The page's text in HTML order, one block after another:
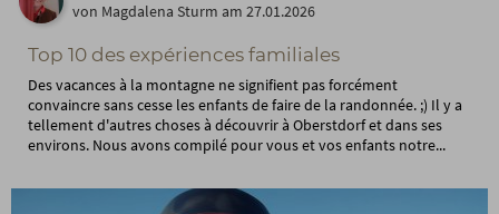
von Magdalena Sturm am 27.01.2026
Top 10 des expériences familiales
Des vacances à la montagne ne signifient pas forcément
convaincre sans cesse les enfants de faire de la randonnée. ;) Il y a
tellement d'autres choses à découvrir à Oberstdorf et dans ses
environs. Nous avons compilé pour vous et vos enfants notre...